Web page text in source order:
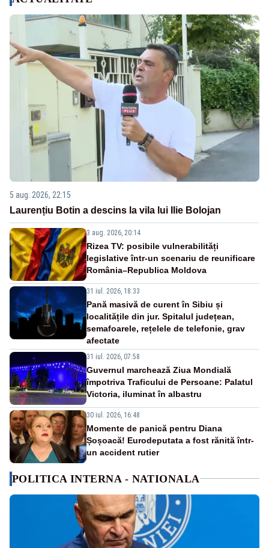
5 aug. 2026, 22:15
Laurențiu Botin a descins la vila lui Ilie Bolojan
3 aug. 2026, 20:14
Rizea TV: posibile vulnerabilități
legislative într-un scenariu de reunificare
România–Republica Moldova
31 iul. 2026, 18:33
Pană masivă de curent în Sibiu și
localitățile din jur. Spitalul județean,
semafoarele, rețelele de telefonie, grav
afectate
31 iul. 2026, 07:58
Guvernul marchează Ziua Mondială
împotriva Traficului de Persoane: Palatul
Victoria, iluminat în albastru
30 iul. 2026, 16:48
Momente de panică pentru Diana
Șoșoacă! Eurodeputata a fost rănită într-
un accident rutier
POLITICA INTERNA - NATIONALA